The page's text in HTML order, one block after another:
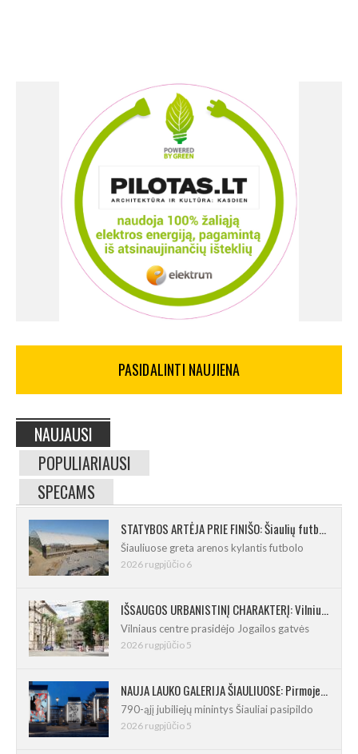
PASIDALINTI NAUJIENA
NAUJAUSI
POPULIARIAUSI
SPECAMS
STATYBOS ARTĖJA PRIE FINIŠO: Šiaulių futbolo ir regbio maniežas įgavo kontūrus
Šiauliuose greta arenos kylantis futbolo
2026 rugpjūčio 6
IŠSAUGOS URBANISTINĮ CHARAKTERĮ: Vilniuje pradėtas Jogailos gatvės remontas
Vilniaus centre prasidėjo Jogailos gatvės
2026 rugpjūčio 5
NAUJA LAUKO GALERIJA ŠIAULIUOSE: Pirmoje ekspozicijoje – Eduardo Juchnevičiaus kūryba
790-ąjį jubiliejų minintys Šiauliai pasipildo
2026 rugpjūčio 5